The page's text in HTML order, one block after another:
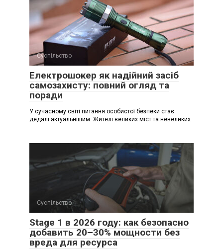
Суспільство
Електрошокер як надійний засіб
самозахисту: повний огляд та
поради
У сучасному світі питання особистої безпеки стає
дедалі актуальнішим. Жителі великих міст та невеликих
Суспільство
Stage 1 в 2026 году: как безопасно
добавить 20–30% мощности без
вреда для ресурса